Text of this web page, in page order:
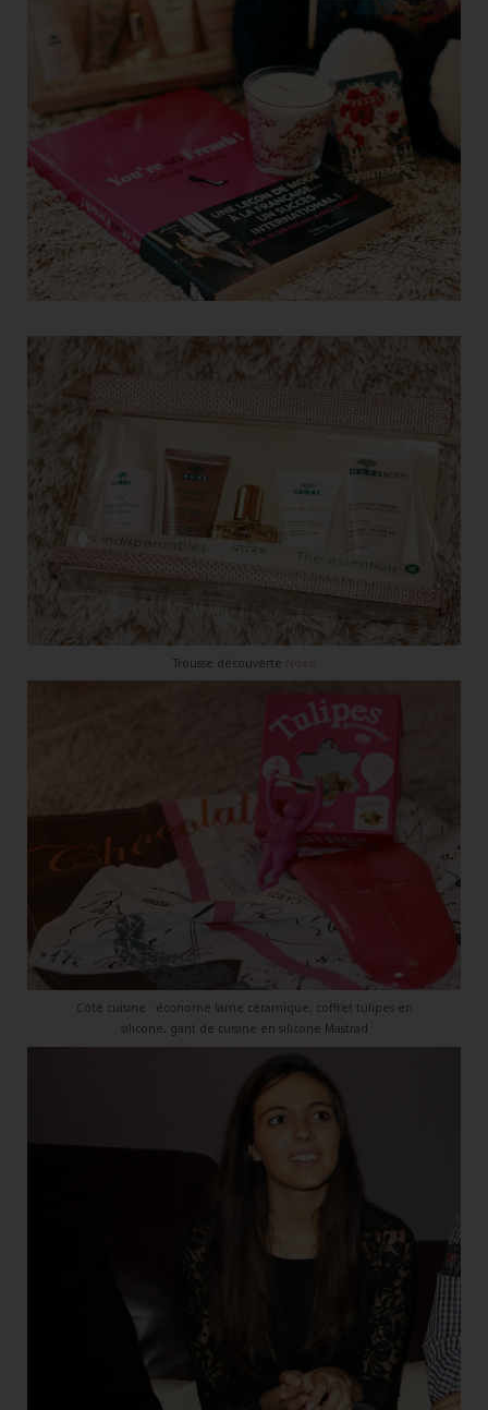
Trousse découverte
Côté cuisine : économe lame céramique, coffret tulipes en
silicone, gant de cuisine en silicone Mastrad